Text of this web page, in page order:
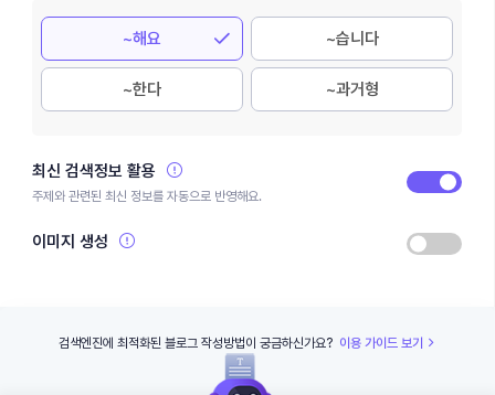
~해요 ~습니다
~한다 ~과거형
최신 검색정보 활용
주제와 관련된 최신 정보를 자동으로 반영해요.
이미지 생성
검색엔진에 최적화된 블로그 작성방법이 궁금하신가요? 이용 가이드 보기